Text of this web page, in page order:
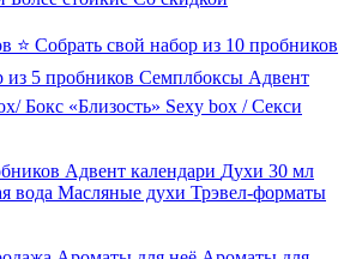
⭐ Собрать свой набор из 10 пробников
из 5 пробников Семплбоксы Адвент
Бокс «Близость» Sexy box / Секси
Адвент календари Духи 30 мл
вода Масляные духи Трэвел-форматы